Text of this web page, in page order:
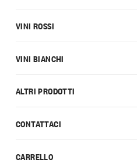
CONTATTACI
CARRELLO
VINI ROSSI
VINI BIANCHI
ALTRI PRODOTTI